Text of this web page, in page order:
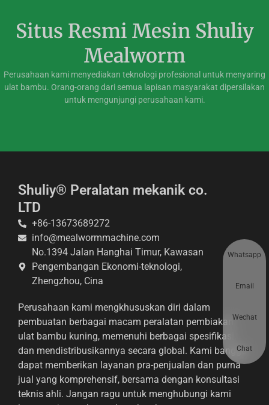
Situs Resmi Mesin Shuliy
Mealworm
Perusahaan kami menyediakan teknologi profesional untuk menyaring
ulat bambu. Orang-orang dari semua lapisan masyarakat dipersilakan
untuk mengunjungi perusahaan kami.
Shuliy® Peralatan mekanik co.
LTD
+86-13673689272
info@mealwormmachine.com
No.1394 Jalan Hanghai Timur, Kawasan
Pengembangan Ekonomi-teknologi,
Zhengzhou, Cina
Perusahaan kami mengkhususkan diri dalam
pembuatan berbagai macam peralatan pembiakan
ulat bambu kuning, memenuhi berbagai spesifikasi,
dan mendistribusikannya secara global. Kami bangga
dapat memberikan layanan pra-penjualan dan purna
jual yang komprehensif, bersama dengan konsultasi
teknis ahli. Jangan ragu untuk menghubungi kami
Whatsapp
Email
Wechat
Chat